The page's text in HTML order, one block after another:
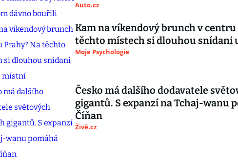
Auto.cz
Kam na víkendový brunch v centru
těchto místech si dlouhou snídani
Moje Psychologie
Česko má dalšího dodavatele
gigantů. S expanzí na Tchaj-wanu
Číňan
Živě.cz